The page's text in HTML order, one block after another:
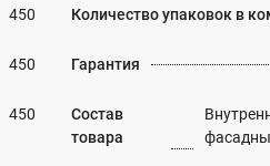
450
450
450
Количество упаковок в
Гарантия
Состав
товара